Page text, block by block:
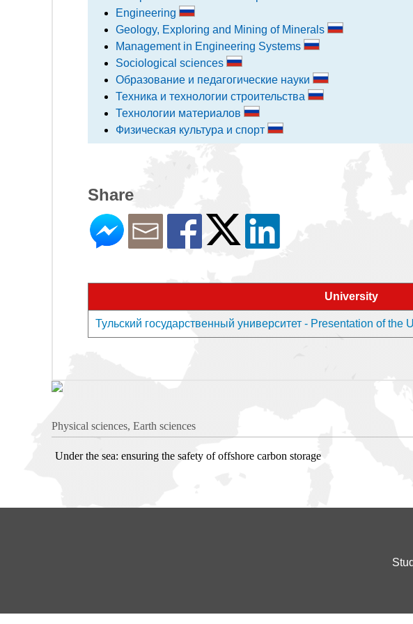
Engineering
Geology, Exploring and Mining of Minerals
Management in Engineering Systems
Sociological sciences
Образование и педагогические науки
Техника и технологии строительства
Технологии материалов
Физическая культура и спорт
Share
University
Тульский государственный университет - Presentation of the
Physical sciences, Earth sciences
Under the sea: ensuring the safety of offshore carbon storage